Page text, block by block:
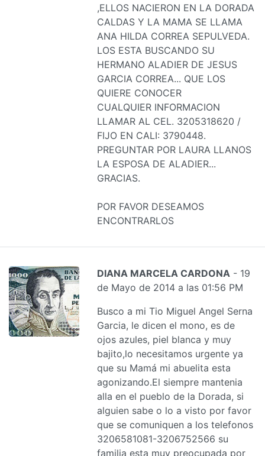
,ELLOS NACIERON EN LA DORADA
CALDAS Y LA MAMA SE LLAMA
ANA HILDA CORREA SEPULVEDA.
LOS ESTA BUSCANDO SU
HERMANO ALADIER DE JESUS
GARCIA CORREA... QUE LOS
QUIERE CONOCER
CUALQUIER INFORMACION
LLAMAR AL CEL. 3205318620 /
FIJO EN CALI: 3790448.
PREGUNTAR POR LAURA LLANOS
LA ESPOSA DE ALADIER...
GRACIAS.
POR FAVOR DESEAMOS
ENCONTRARLOS
DIANA MARCELA CARDONA - 19
de Mayo de 2014 a las 01:56 PM
Busco a mi Tio Miguel Angel Serna
Garcia, le dicen el mono, es de
ojos azules, piel blanca y muy
bajito,lo necesitamos urgente ya
que su Mamá mi abuelita esta
agonizando.El siempre mantenia
alla en el pueblo de la Dorada, si
alguien sabe o lo a visto por favor
que se comuniquen a los telefonos
3206581081-3206752566 su
familia esta muy preocupada por